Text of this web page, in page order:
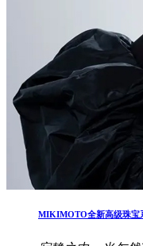
MIKIMOTO全新高级珠宝